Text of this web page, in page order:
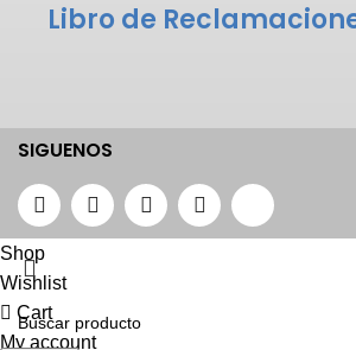
Libro de
SIGUENOS
Shop
Wishlist
Cart
My account